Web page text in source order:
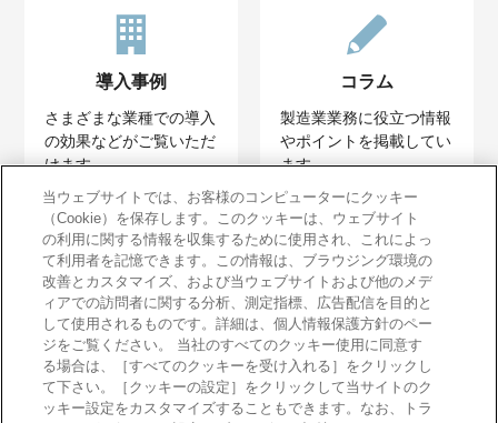
導入事例
さまざまな業種での導入
の効果などがご覧いただ
けます。
コラム
製造業業務に役立つ情報
やポイントを掲載してい
ます。
イベントレポート
過去のイベントレポート
をご覧いただけます。
当ウェブサイトでは、お客様のコンピューターにクッキー
（Cookie）を保存します。このクッキーは、ウェブサイト
の利用に関する情報を収集するために使用され、これによっ
て利用者を記憶できます。この情報は、ブラウジング環境の
改善とカスタマイズ、および当ウェブサイトおよび他のメデ
ィアでの訪問者に関する分析、測定指標、広告配信を目的と
して使用されるものです。詳細は、個人情報保護方針のペー
ジをご覧ください。 当社のすべてのクッキー使用に同意す
る場合は、［すべてのクッキーを受け入れる］をクリックし
て下さい。［クッキーの設定］をクリックして当サイトのク
ッキー設定をカスタマイズすることもできます。なお、トラ